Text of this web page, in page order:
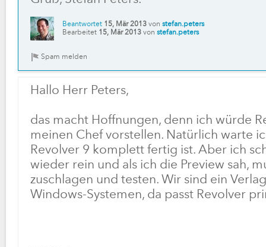
Beantwortet 15, Mär 2013 von stefan.peters
Bearbeitet 15, Mär 2013 von stefan.peters
Hallo Herr Peters,
das macht Hoffnungen, denn ich würde
meinen Chef vorstellen. Natürlich warte
Revolver 9 komplett fertig ist. Aber ich
wieder rein und als ich die Preview sah,
zuschlagen und testen. Wir sind ein
Windows-Systemen, da passt Revolver